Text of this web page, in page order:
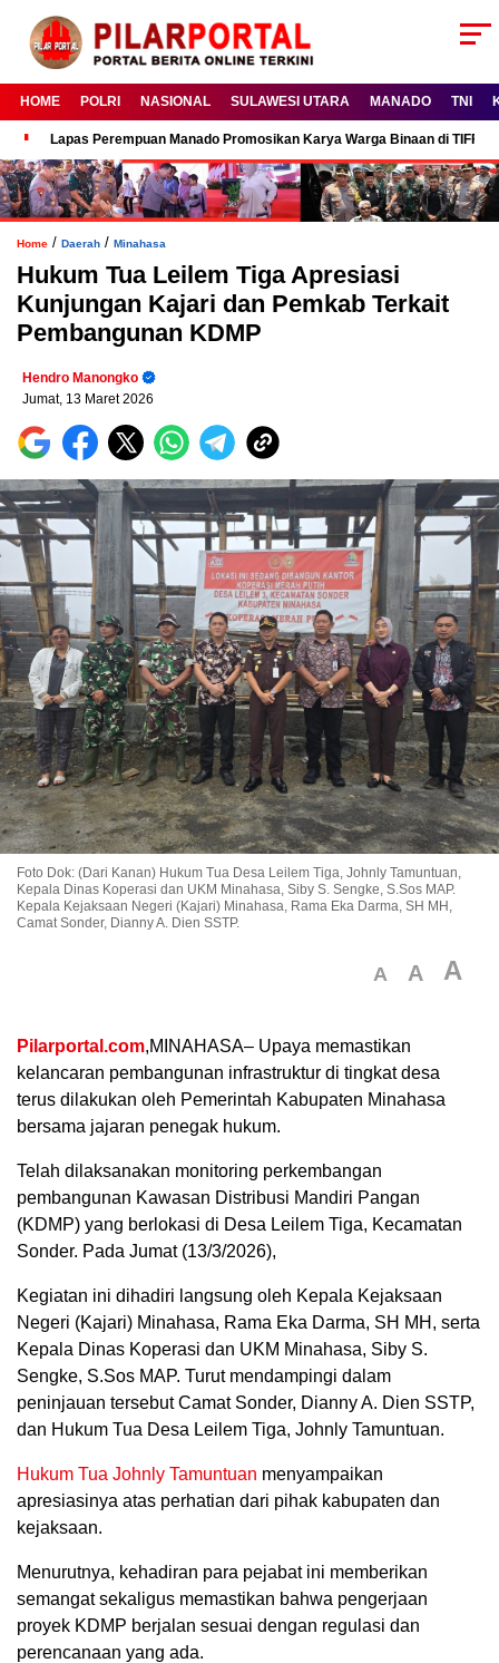
HOME POLRI NASIONAL SULAWESI UTARA MANADO TNI
Lapas Perempuan Manado Promosikan Karya Warga Binaan di TIFF
Home / Daerah / Minahasa
Hukum Tua Leilem Tiga Apresiasi
Kunjungan Kajari dan Pemkab Terkait
Pembangunan KDMP
Hendro Manongko
Jumat, 13 Maret 2026
Foto Dok: (Dari Kanan) Hukum Tua Desa Leilem Tiga, Johnly Tamuntuan,
Kepala Dinas Koperasi dan UKM Minahasa, Siby S. Sengke, S.Sos MAP.
Kepala Kejaksaan Negeri (Kajari) Minahasa, Rama Eka Darma, SH MH,
Camat Sonder, Dianny A. Dien SSTP.
A A A
Pilarportal.com,MINAHASA– Upaya memastikan
kelancaran pembangunan infrastruktur di tingkat desa
terus dilakukan oleh Pemerintah Kabupaten Minahasa
bersama jajaran penegak hukum.
Telah dilaksanakan monitoring perkembangan
pembangunan Kawasan Distribusi Mandiri Pangan
(KDMP) yang berlokasi di Desa Leilem Tiga, Kecamatan
Sonder. Pada Jumat (13/3/2026),
​Kegiatan ini dihadiri langsung oleh Kepala Kejaksaan
Negeri (Kajari) Minahasa, Rama Eka Darma, SH MH, serta
Kepala Dinas Koperasi dan UKM Minahasa, Siby S.
Sengke, S.Sos MAP. Turut mendampingi dalam
peninjauan tersebut Camat Sonder, Dianny A. Dien SSTP,
dan Hukum Tua Desa Leilem Tiga, Johnly Tamuntuan.
​Hukum Tua Johnly Tamuntuan menyampaikan
apresiasinya atas perhatian dari pihak kabupaten dan
kejaksaan.
Menurutnya, kehadiran para pejabat ini memberikan
semangat sekaligus memastikan bahwa pengerjaan
proyek KDMP berjalan sesuai dengan regulasi dan
perencanaan yang ada.